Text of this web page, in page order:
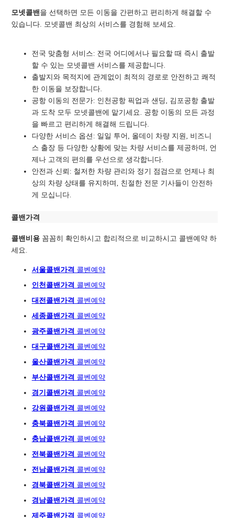
모넷콜밴 을 선택하면 모든 이동을 간편하고 편리하게 해결할 수
있습니다. 모넷콜밴 최상의 서비스를 경험해 보세요.
전국 맞춤형 서비스: 전국 어디에서나 필요할 때 즉시 출발
할 수 있는 모넷콜밴 서비스를 제공합니다.
출발지와 목적지에 관계없이 최적의 경로로 안전하고 쾌적
한 이동을 보장합니다.
공항 이동의 전문가: 인천공항 픽업과 샌딩, 김포공항 출발
과 도착 모두 모넷콜밴에 맡기세요. 공항 이동의 모든 과정
을 빠르고 편리하게 해결해 드립니다.
다양한 서비스 옵션: 일일 투어, 올데이 차량 지원, 비즈니
스 출장 등 다양한 상황에 맞는 차량 서비스를 제공하며, 언
제나 고객의 편의를 우선으로 생각합니다.
안전과 신뢰: 철저한 차량 관리와 정기 점검으로 언제나 최
상의 차량 상태를 유지하며, 친절한 전문 기사들이 안전하
게 모십니다.
콜밴가격
콜밴비용 꼼꼼히 확인하시고 합리적으로 비교하시고 콜밴예약 하
세요.
서울콜밴가격 콜벤예 약
인천콜밴가격 콜벤예약
대전콜밴가격 콜벤예약
세종콜밴가격 콜벤예약
광주콜밴가격 콜벤예 약
대구콜밴가격 콜벤예약
울산콜밴가격 콜벤예약
부산콜밴가격 콜벤예약
경기콜밴가격 콜벤예약
강원콜밴가격 콜벤예약
충북콜밴가격 콜벤예약
충남콜밴가격 콜벤예약
전북콜밴가격 콜벤예약
전남콜밴가격 콜벤예약
경북콜밴가격 콜벤예약
경남콜밴가격 콜벤예약
제주콜밴가격 콜벤예약